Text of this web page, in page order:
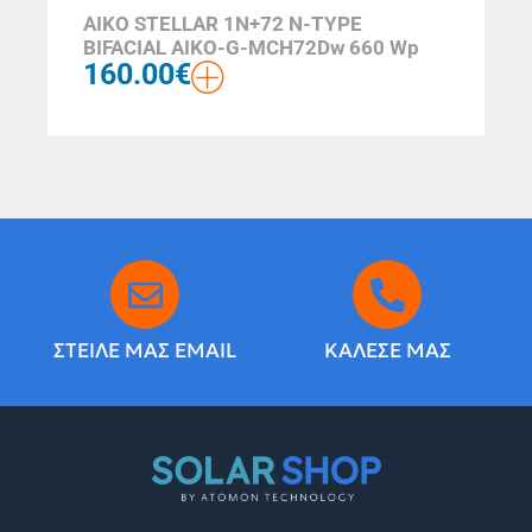
AIKO STELLAR 1N+72 N-TYPE
BIFACIAL AIKO-G-MCH72Dw 660 Wp
160.00€
ΣΤΕΙΛΕ ΜΑΣ EMAIL ΚΑΛΕΣΕ ΜΑΣ